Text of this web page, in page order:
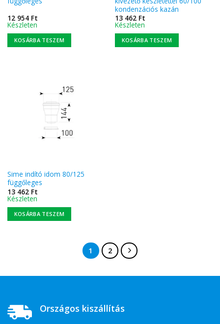
12 954 Ft
Készleten
KOSÁRBA TESZEM
kondenzációs kazán
13 462 Ft
Készleten
KOSÁRBA TESZEM
Sime indító idom 80/125
függőleges
13 462 Ft
Készleten
KOSÁRBA TESZEM
1 2
Országos kiszállítás